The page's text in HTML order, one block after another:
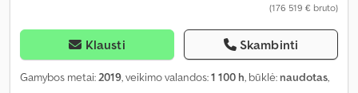
(176 519 € bruto)
Klausti Skambinti
Gamybos metai:2019, veikimo valandos:1 100 h, būklė: naudotas,